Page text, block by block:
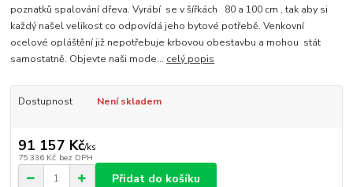
poznatků spalování dřeva. Vyrábí se v šířkách 80 a 100 cm , tak aby si
každý našel velikost co odpovídá jeho bytové potřebě. Venkovní
ocelové opláštění již nepotřebuje krbovou obestavbu a mohou stát
samostatně. Objevte naši mode... celý popis
Dostupnost Není skladem
91 157 Kč/ks
75 336 Kč bez DPH
Přidat do košíku